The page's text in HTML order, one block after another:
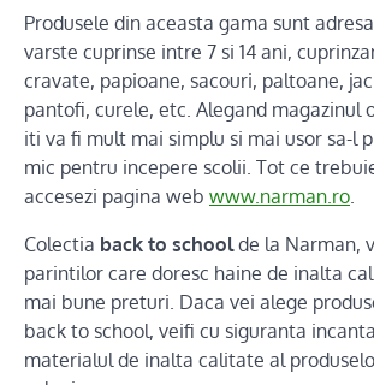
Produsele din aceasta gama sunt
varste cuprinse intre 7 si 14 ani,
cravate, papioane, sacouri, paltoane,
pantofi, curele, etc. Alegand magazinul
iti va fi mult mai simplu si mai usor sa-l
mic pentru incepere scolii. Tot ce
accesezi pagina web www.narman.ro.
Colectia back to schoolde la Narman,
parintilor care doresc haine de inalta
mai bune preturi. Daca vei alege
back to school, veifi cu siguranta
materialul de inalta calitate al